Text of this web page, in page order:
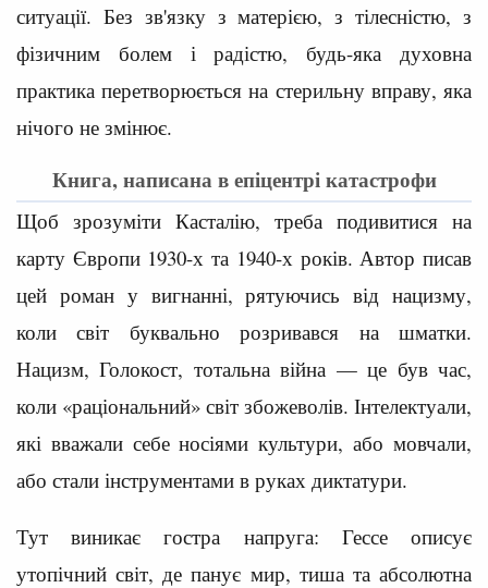
ситуації. Без зв'язку з матерією, з тілесністю, з
фізичним болем і радістю, будь-яка духовна
практика перетворюється на стерильну вправу, яка
нічого не змінює.
Книга, написана в епіцентрі катастрофи
Щоб зрозуміти Касталію, треба подивитися на
карту Європи 1930-х та 1940-х років. Автор писав
цей роман у вигнанні, рятуючись від нацизму,
коли світ буквально розривався на шматки.
Нацизм, Голокост, тотальна війна — це був час,
коли «раціональний» світ збожеволів. Інтелектуали,
які вважали себе носіями культури, або мовчали,
або стали інструментами в руках диктатури.
Тут виникає гостра напруга: Гессе описує
утопічний світ, де панує мир, тиша та абсолютна